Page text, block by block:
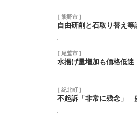
[ 熊野市 ]
自由研削と石取り替え等
[ 尾鷲市 ]
水揚げ量増加も価格低
[ 紀北町 ]
不起訴「非常に残念」